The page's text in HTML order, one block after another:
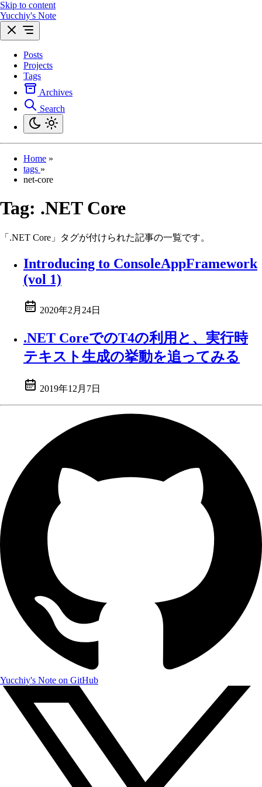
Skip to content
Yucchiy's Note
Posts
Projects
Tags
Archives
Search
Home »
tags »
net-core
Tag: .NET Core
「.NET Core」タグが付けられた記事の一覧です。
Introducing to ConsoleAppFramework
(vol 1)
2020年2月24日
.NET CoreでのT4の利用と、実行時
テキスト生成の挙動を追ってみる
2019年12月7日
Yucchiy's Note on GitHub